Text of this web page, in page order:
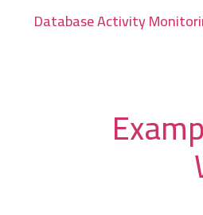
Database Activity